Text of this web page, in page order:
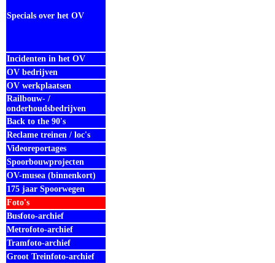
Specials over het OV
Incidenten in het OV
OV bedrijven
OV werkplaatsen
Railbouw- /
onderhoudsbedrijven
Back to the 90's
Reclame treinen / loc's
Videoreportages
Spoorbouwprojecten
OV-musea (binnenkort)
175 jaar Spoorwegen
Foto's
Busfoto-archief
Metrofoto-archief
Tramfoto-archief
Groot Treinfoto-archief